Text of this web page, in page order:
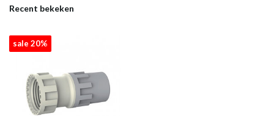
Recent bekeken
sale 20%